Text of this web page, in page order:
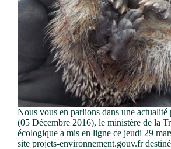
Nous vous en parlions dans une actualité
(05 Décembre 2016), le ministère de la
écologique a mis en ligne ce jeudi 29
site projets-environnement.gouv.fr